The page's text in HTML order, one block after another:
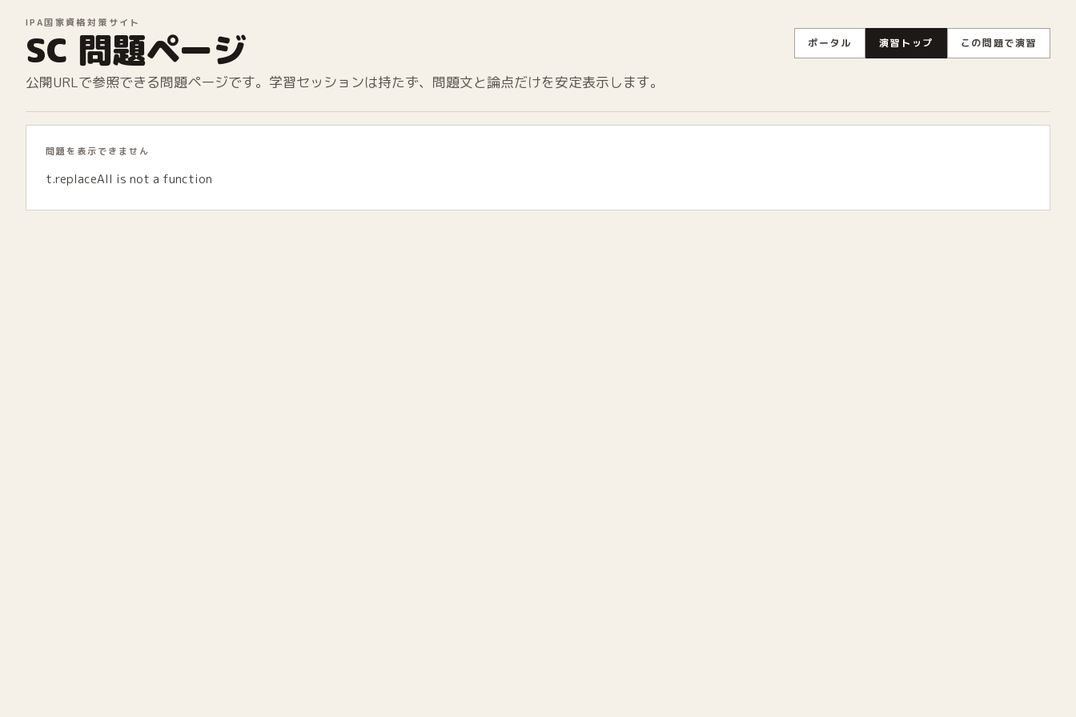
IPA国家資格対策サイト
SC 問題ページ ポータル 演習トップ この問題で演習
公開URLで参照できる問題ページです。学習セッションは持たず、問題文と論点だけを安定表示します。
問題を表示できません
t.replaceAll is not a function